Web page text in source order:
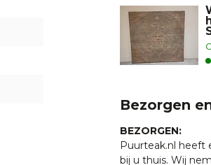
Bezorgen
BEZORGEN:
Puurteak.nl heeft
bij u thuis. Wij